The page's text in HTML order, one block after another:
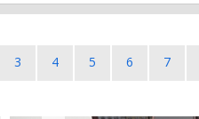
3 4 5 6 7